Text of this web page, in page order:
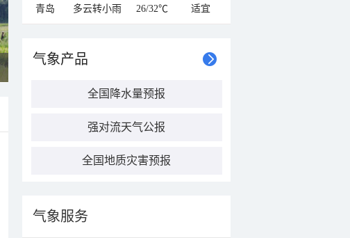
青岛 多云转小雨 26/32℃ 适宜
气象产品
全国降水量预报
强对流天气公报
全国地质灾害预报
气象服务